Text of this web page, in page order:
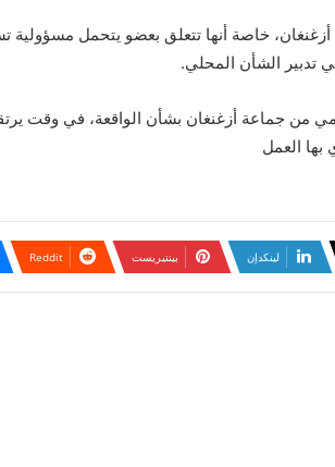
خاصة أنها تتعلق بعضو يتحمل مسؤولية
تدبير الشأن المحلي.
من جماعة أزغنغان بشأن الواقعة، في وقت
بها العمل
لينكدإن بينتيريست